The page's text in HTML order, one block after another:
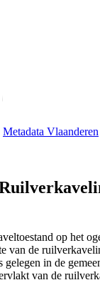
Metadata Vlaanderen
op het
van de
gelegen in de
van de